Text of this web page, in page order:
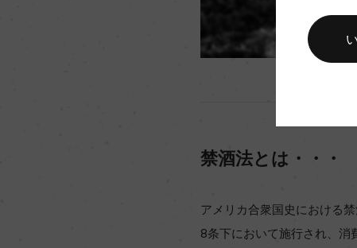
禁酒法とは・・・
アメリカ合衆国史における
8条下において施行され、消